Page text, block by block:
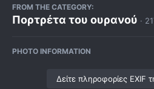
FROM THE CATEGORY:
Πορτρέτα του ουρανού ·
PHOTO INFORMATION
Δείτε πληροφορίες EXIF